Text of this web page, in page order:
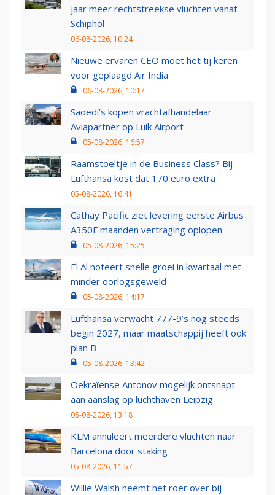
jaar meer rechtstreekse vluchten vanaf
Schiphol
06-08-2026, 10:24
Nieuwe ervaren CEO moet het tij keren
voor geplaagd Air India
06-08-2026, 10:17
Saoedi’s kopen vrachtafhandelaar
Aviapartner op Luik Airport
05-08-2026, 16:57
Raamstoeltje in de Business Class? Bij
Lufthansa kost dat 170 euro extra
05-08-2026, 16:41
Cathay Pacific ziet levering eerste Airbus
A350F maanden vertraging oplopen
05-08-2026, 15:25
El Al noteert snelle groei in kwartaal met
minder oorlogsgeweld
05-08-2026, 14:17
Lufthansa verwacht 777-9’s nog steeds
begin 2027, maar maatschappij heeft ook
plan B
05-08-2026, 13:42
Oekraïense Antonov mogelijk ontsnapt
aan aanslag op luchthaven Leipzig
05-08-2026, 13:18
KLM annuleert meerdere vluchten naar
Barcelona door staking
05-08-2026, 11:57
Willie Walsh neemt het roer over bij